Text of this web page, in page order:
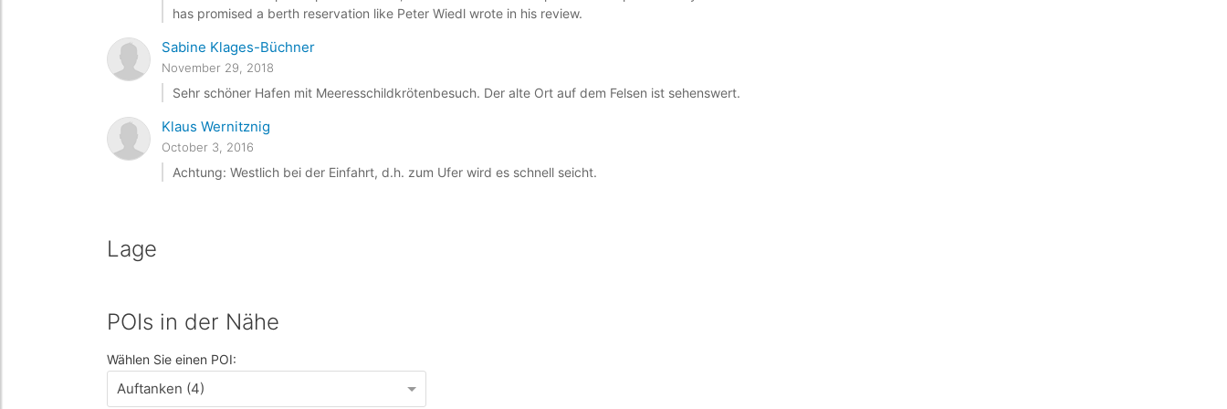
has promised a berth reservation like Peter Wiedl wrote in his review.
Sabine Klages-Büchner
November 29, 2018
Sehr schöner Hafen mit Meeresschildkrötenbesuch. Der alte Ort auf dem Felsen ist sehenswert.
Klaus Wernitznig
October 3, 2016
Achtung: Westlich bei der Einfahrt, d.h. zum Ufer wird es schnell seicht.
Lage
POIs in der Nähe
Wählen Sie einen POI:
Auftanken (4)